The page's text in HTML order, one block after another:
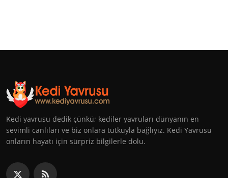
Kedi yavrusu dedik çünkü; kediler yavruları dünyanın en
sevimli canlıları ve biz onlara tutkuyla bağlıyız. Kedi Yavrusu
onların hayatı için sürpriz bilgilerle dolu.